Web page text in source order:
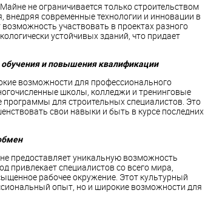
не ограничивается только строительством
современные технологии и инновации в
участвовать в проектах разного
устойчивых зданий, что придает
и повышения квалификации
возможности для профессионального
школы, колледжи и тренинговые
для строительных специалистов. Это
свои навыки и быть в курсе последних
предоставляет уникальную возможность
привлекает специалистов со всего мира,
рабочее окружение. Этот культурный
опыт, но и широкие возможности для